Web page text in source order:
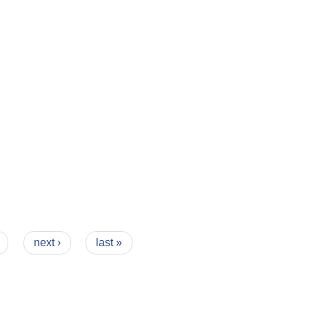
next › last »